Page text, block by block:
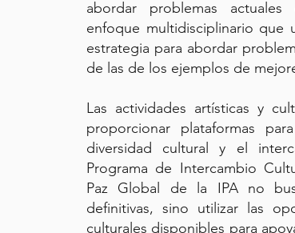
abordar problemas
enfoque multidisciplinario que
estrategia para abordar
de las de los ejemplos de
Las actividades artísticas y
proporcionar plataformas
diversidad cultural y el
Programa de Intercambio
Paz Global de la IPA no
definitivas, sino utilizar las
culturales disponibles para